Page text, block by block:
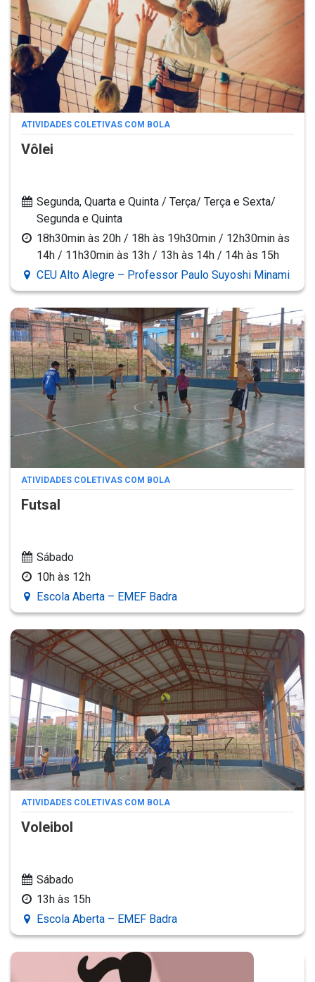
ATIVIDADES COLETIVAS COM BOLA
Vôlei
Segunda, Quarta e Quinta / Terça/ Terça e Sexta/
Segunda e Quinta
18h30min às 20h / 18h às 19h30min / 12h30min às
14h / 11h30min às 13h / 13h às 14h / 14h às 15h
CEU Alto Alegre – Professor Paulo Suyoshi Minami
ATIVIDADES COLETIVAS COM BOLA
Futsal
Sábado
10h às 12h
Escola Aberta – EMEF Badra
ATIVIDADES COLETIVAS COM BOLA
Voleibol
Sábado
13h às 15h
Escola Aberta – EMEF Badra